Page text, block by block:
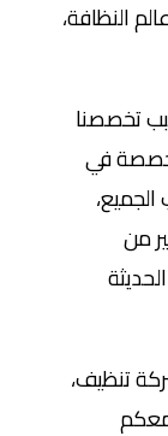
النظافة،
تخصصنا
في
من
تنظيف،